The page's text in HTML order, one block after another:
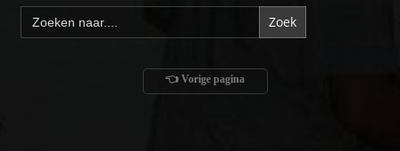
Zoek
naar:
👈 Vorige pagina